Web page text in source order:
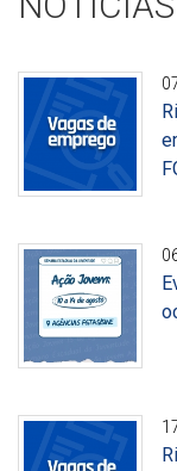
Divulgação
Divulgação